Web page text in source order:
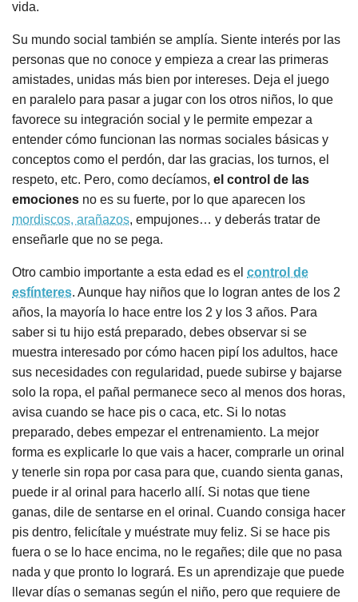
vida.
Su mundo social también se amplía. Siente interés por las
personas que no conoce y empieza a crear las primeras
amistades, unidas más bien por intereses. Deja el juego
en paralelo para pasar a jugar con los otros niños, lo que
favorece su integración social y le permite empezar a
entender cómo funcionan las normas sociales básicas y
conceptos como el perdón, dar las gracias, los turnos, el
respeto, etc. Pero, como decíamos, el control de las
emociones no es su fuerte, por lo que aparecen los
mordiscos, arañazos, empujones… y deberás tratar de
enseñarle que no se pega.
Otro cambio importante a esta edad es el control de
esfínteres. Aunque hay niños que lo logran antes de los 2
años, la mayoría lo hace entre los 2 y los 3 años. Para
saber si tu hijo está preparado, debes observar si se
muestra interesado por cómo hacen pipí los adultos, hace
sus necesidades con regularidad, puede subirse y bajarse
solo la ropa, el pañal permanece seco al menos dos horas,
avisa cuando se hace pis o caca, etc. Si lo notas
preparado, debes empezar el entrenamiento. La mejor
forma es explicarle lo que vais a hacer, comprarle un orinal
y tenerle sin ropa por casa para que, cuando sienta ganas,
puede ir al orinal para hacerlo allí. Si notas que tiene
ganas, dile de sentarse en el orinal. Cuando consiga hacer
pis dentro, felicítale y muéstrate muy feliz. Si se hace pis
fuera o se lo hace encima, no le regañes; dile que no pasa
nada y que pronto lo logrará. Es un aprendizaje que puede
llevar días o semanas según el niño, pero que requiere de